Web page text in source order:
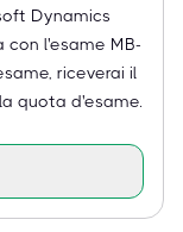
Dynamics
con l'esame MB-
riceverai il
quota d'esame.